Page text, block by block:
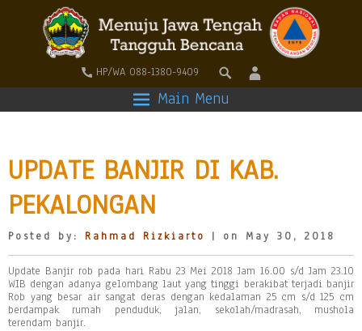
HP/WA 088-1380-9409
Main Menu
UPDATE BANJIR DI KAB.
PEKALONGAN
Posted by: Rahmad Rizkiarto | on May 30, 2018
Update Banjir rob pada hari Rabu 23 Mei 2018 Jam 16.00 s/d Jam 23.10
WIB dengan adanya gelombang laut yang tinggi berakibat terjadi banjir
Rob yang besar air sangat deras dengan kedalaman 25 cm s/d 125 cm
berdampak rumah penduduk, jalan, sekolah/madrasah, mushola
terendam banjir.